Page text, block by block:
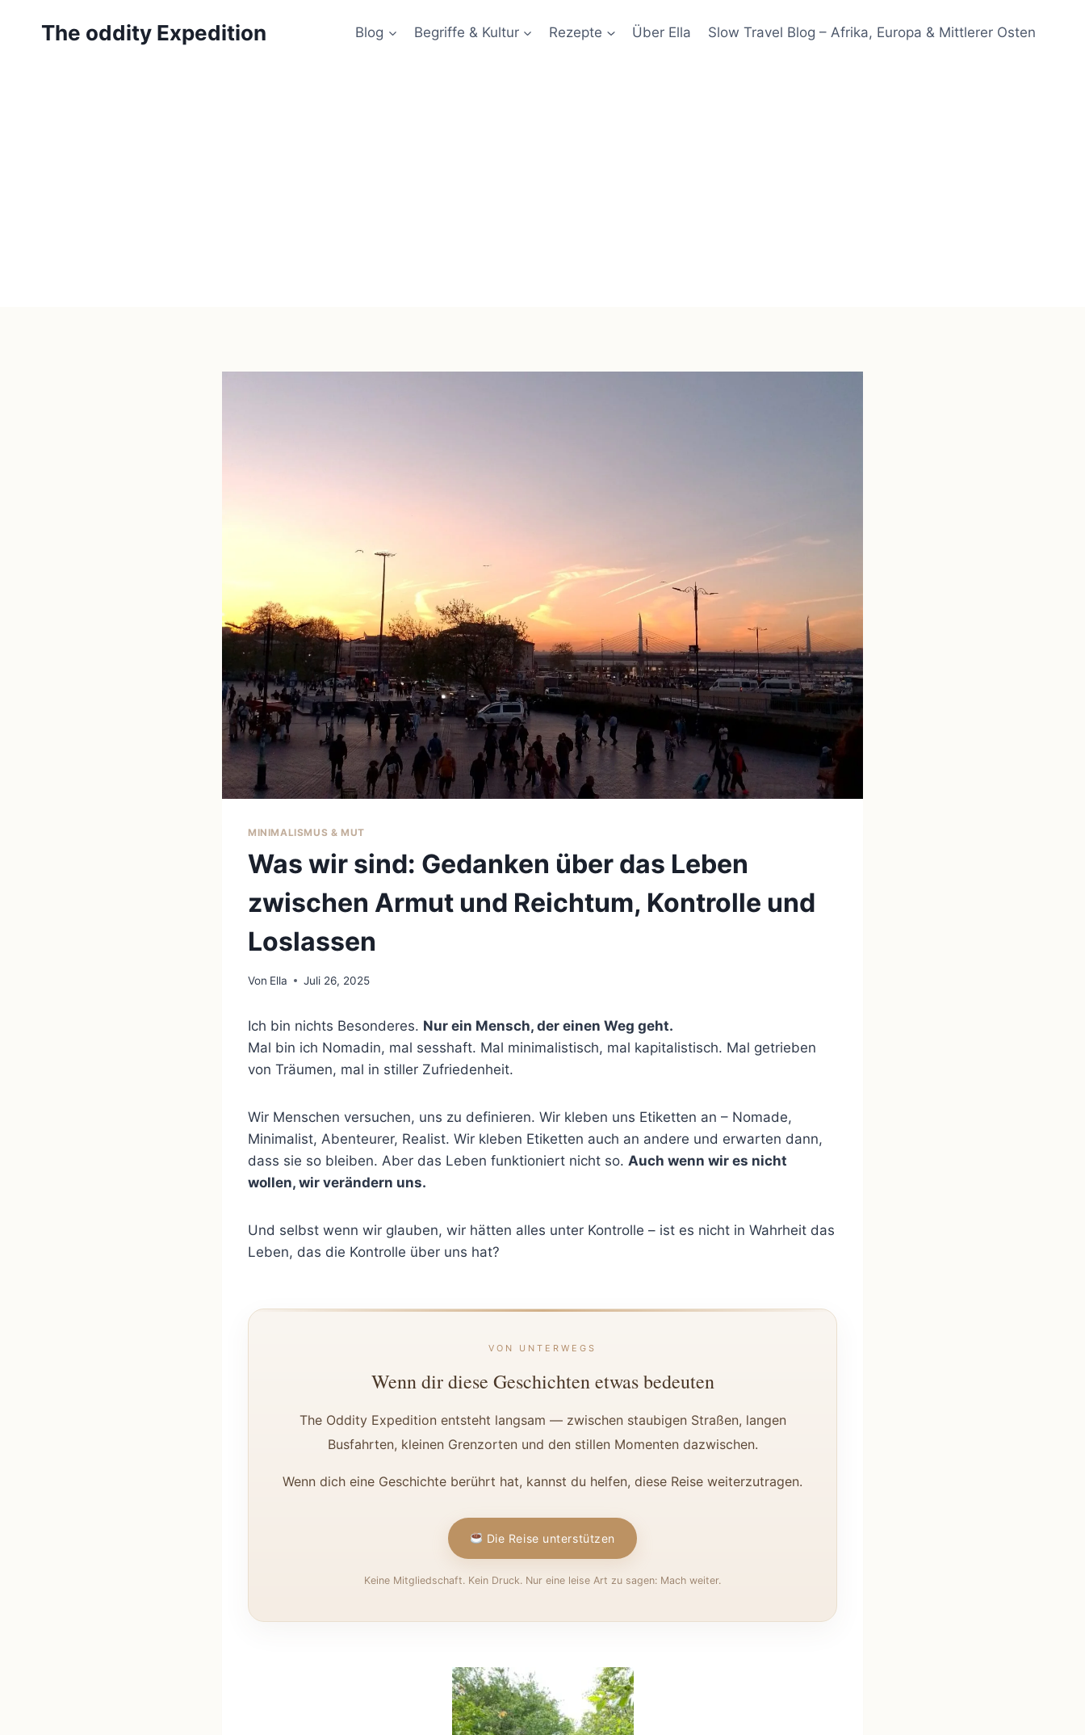
The oddity Expedition Blog Begriffe & Kultur Rezepte Über Ella Slow Travel Blog – Afrika, Europa & Mittlerer Osten
MINIMALISMUS & MUT
Was wir sind: Gedanken über das Leben
zwischen Armut und Reichtum, Kontrolle und
Loslassen
Von Ella Juli 26, 2025
Ich bin nichts Besonderes. Nur ein Mensch, der einen Weg geht.
Mal bin ich Nomadin, mal sesshaft. Mal minimalistisch, mal kapitalistisch. Mal getrieben
von Träumen, mal in stiller Zufriedenheit.
Wir Menschen versuchen, uns zu definieren. Wir kleben uns Etiketten an – Nomade,
Minimalist, Abenteurer, Realist. Wir kleben Etiketten auch an andere und erwarten dann,
dass sie so bleiben. Aber das Leben funktioniert nicht so. Auch wenn wir es nicht
wollen, wir verändern uns.
Und selbst wenn wir glauben, wir hätten alles unter Kontrolle – ist es nicht in Wahrheit das
Leben, das die Kontrolle über uns hat?
VON UNTERWEGS
Wenn dir diese Geschichten etwas bedeuten
The Oddity Expedition entsteht langsam — zwischen staubigen Straßen, langen
Busfahrten, kleinen Grenzorten und den stillen Momenten dazwischen.
Wenn dich eine Geschichte berührt hat, kannst du helfen, diese Reise weiterzutragen.
Die Reise unterstützen
Keine Mitgliedschaft. Kein Druck. Nur eine leise Art zu sagen: Mach weiter.